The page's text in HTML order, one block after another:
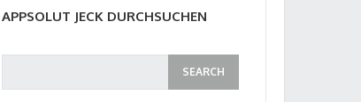
APPSOLUT JECK DURCHSUCHEN